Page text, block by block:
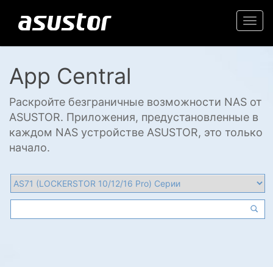
App Central
Раскройте безграничные возможности NAS от
ASUSTOR. Приложения, предустановленные в
каждом NAS устройстве ASUSTOR, это только
начало.